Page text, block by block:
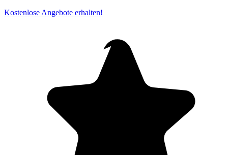
Kostenlose Angebote erhalten!